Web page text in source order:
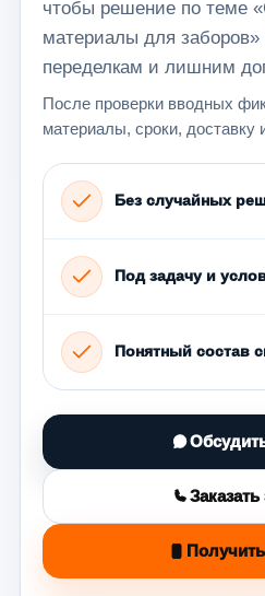
чтобы решение по теме
материалы для заборов»
переделкам и лишним
После проверки вводных
материалы, сроки, доставку
Без случайных
Под задачу и
Понятный состав